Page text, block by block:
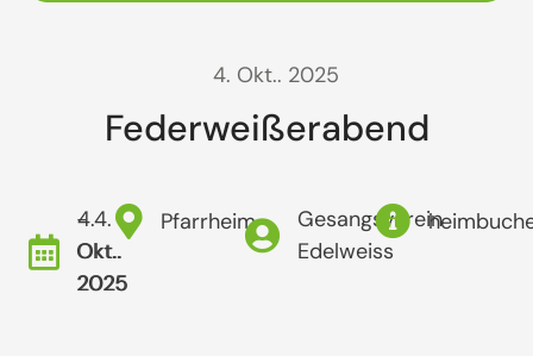
4. Okt.. 2025
Federweißerabend
4.
Okt..
2025
- 4.
Okt..
2025
Pfarrheim
Gesangsverein
Edelweiss